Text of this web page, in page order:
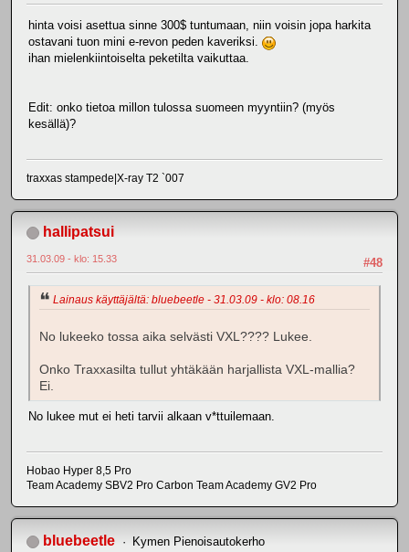
hinta voisi asettua sinne 300$ tuntumaan, niin voisin jopa harkita
ostavani tuon mini e-revon peden kaveriksi.
ihan mielenkiintoiselta peketilta vaikuttaa.
Edit: onko tietoa millon tulossa suomeen myyntiin? (myös
kesällä)?
traxxas stampede|X-ray T2 `007
hallipatsui
#48
31.03.09 - klo: 15.33
Lainaus käyttäjältä: bluebeetle - 31.03.09 - klo: 08.16
No lukeeko tossa aika selvästi VXL???? Lukee.
Onko Traxxasilta tullut yhtäkään harjallista VXL-mallia?
Ei.
No lukee mut ei heti tarvii alkaan v*ttuilemaan.
Hobao Hyper 8,5 Pro
Team Academy SBV2 Pro Carbon Team Academy GV2 Pro
bluebeetle Kymen Pienoisautokerho